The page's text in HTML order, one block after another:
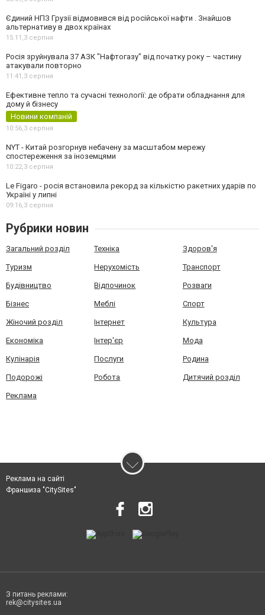
Єдиний НПЗ Грузії відмовився від російської нафти . Знайшов
альтернативу в двох країнах
15:11,3 серпня
Росія зруйнувала 37 АЗК "Нафтогазу" від початку року – частину
атакували повторно
11:41,3 серпня
Ефективне тепло та сучасні технології: де обрати обладнання для
дому й бізнесу
Новини компаній
10:56,3 серпня
NYT - Китай розгорнув небачену за масштабом мережу
спостереження за іноземцями
10:22,3 серпня
Le Figaro - росія встановила рекорд за кількістю ракетних ударів по
Україні у липні
09:16,3 серпня
Рубрики новин
Загальний розділ Техніка Здоров'я
Туризм Нерухомість Транспорт
Будівництво Відпочинок Розваги
Бізнес Меблі Спорт
Жіночий розділ Інтернет Культура
Економіка Інтер'єр Мода
Кулінарія Послуги Родина
Подорожі Робота Дитячий розділ
Реклама
Реклама на сайті
Франшиза "CitySites"
З питань реклами:
rek@citysites.ua